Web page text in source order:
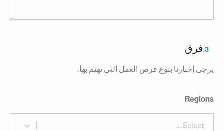
فرق
إخبارنا بنوع فرص العمل التي تهتم بها.
Select...